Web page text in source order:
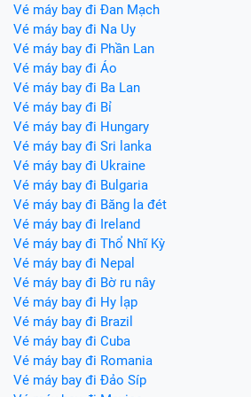
Vé máy bay đi Đan Mạch
Vé máy bay đi Na Uy
Vé máy bay đi Phần Lan
Vé máy bay đi Áo
Vé máy bay đi Ba Lan
Vé máy bay đi Bỉ
Vé máy bay đi Hungary
Vé máy bay đi Sri lanka
Vé máy bay đi Ukraine
Vé máy bay đi Bulgaria
Vé máy bay đi Băng la đét
Vé máy bay đi Ireland
Vé máy bay đi Thổ Nhĩ Kỳ
Vé máy bay đi Nepal
Vé máy bay đi Bờ ru nây
Vé máy bay đi Hy lạp
Vé máy bay đi Brazil
Vé máy bay đi Cuba
Vé máy bay đi Romania
Vé máy bay đi Đảo Síp